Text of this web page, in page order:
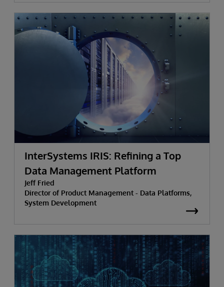
InterSystems IRIS: Refining a Top
Data Management Platform
Jeff Fried
Director of Product Management - Data Platforms,
System Development